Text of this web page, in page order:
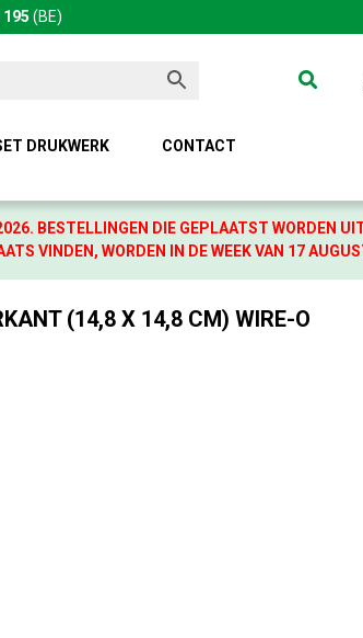
195 (BE)
DRUKWERK CONTACT
BESTELLINGEN DIE GEPLAATST WORDEN
VINDEN, WORDEN IN DE WEEK VAN 17
(14,8 X 14,8 CM) WIRE-O